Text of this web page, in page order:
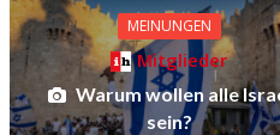
MEINUNGEN
Mitglieder
Warum wollen alle
sein?